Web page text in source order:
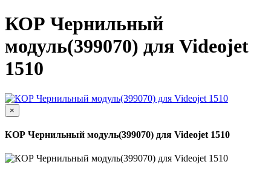
КОР Чернильный
модуль(399070) для Videojet
1510
×
КОР Чернильный модуль(399070) для Videojet 1510